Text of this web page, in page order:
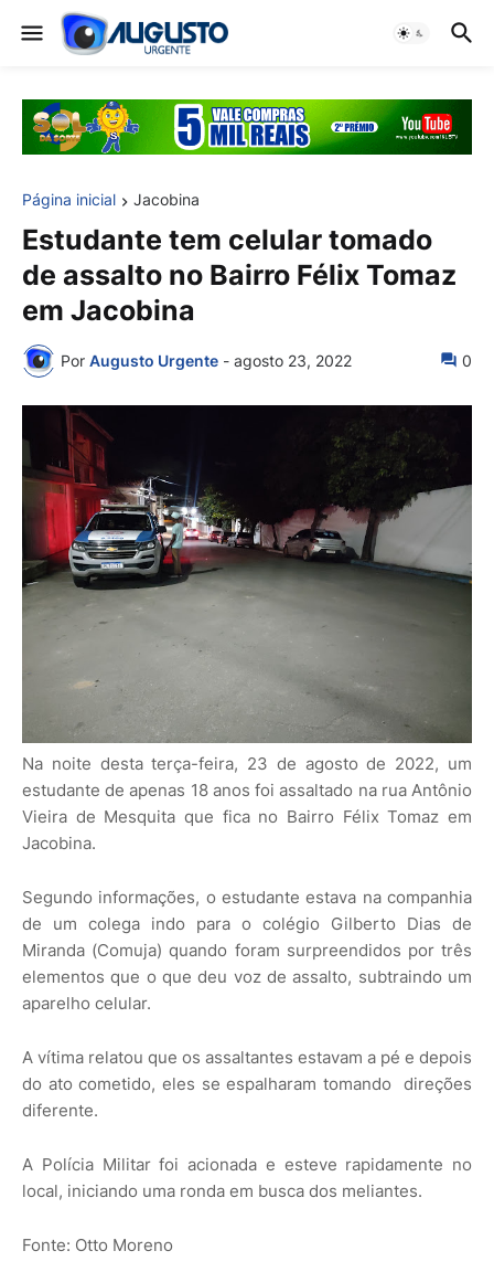
Página inicial Jacobina
Estudante tem celular tomado
de assalto no Bairro Félix Tomaz
em Jacobina
Por Augusto Urgente - agosto 23, 2022 0
Na noite desta terça-feira, 23 de agosto de 2022, um
estudante de apenas 18 anos foi assaltado na rua Antônio
Vieira de Mesquita que fica no Bairro Félix Tomaz em
Jacobina.
Segundo informações, o estudante estava na companhia
de um colega indo para o colégio Gilberto Dias de
Miranda (Comuja) quando foram surpreendidos por três
elementos que o que deu voz de assalto, subtraindo um
aparelho celular.
A vítima relatou que os assaltantes estavam a pé e depois
do ato cometido, eles se espalharam tomando direções
diferente.
A Polícia Militar foi acionada e esteve rapidamente no
local, iniciando uma ronda em busca dos meliantes.
Fonte: Otto Moreno